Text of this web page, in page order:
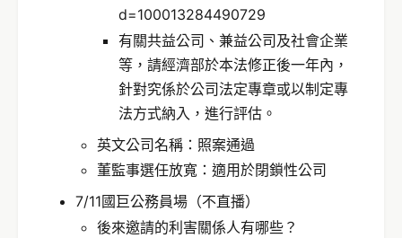
d=100013284490729
有關共益公司、兼益公司及社會企業
等，請經濟部於本法修正後一年內，
針對究係於公司法定專章或以制定專
法方式納入，進行評估。
英文公司名稱：照案通過
董監事選任放寬：適用於閉鎖性公司
7/11國巨公務員場（不直播）
後來邀請的利害關係人有哪些？